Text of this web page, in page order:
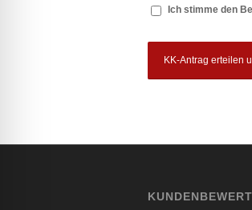
Ich stimme den